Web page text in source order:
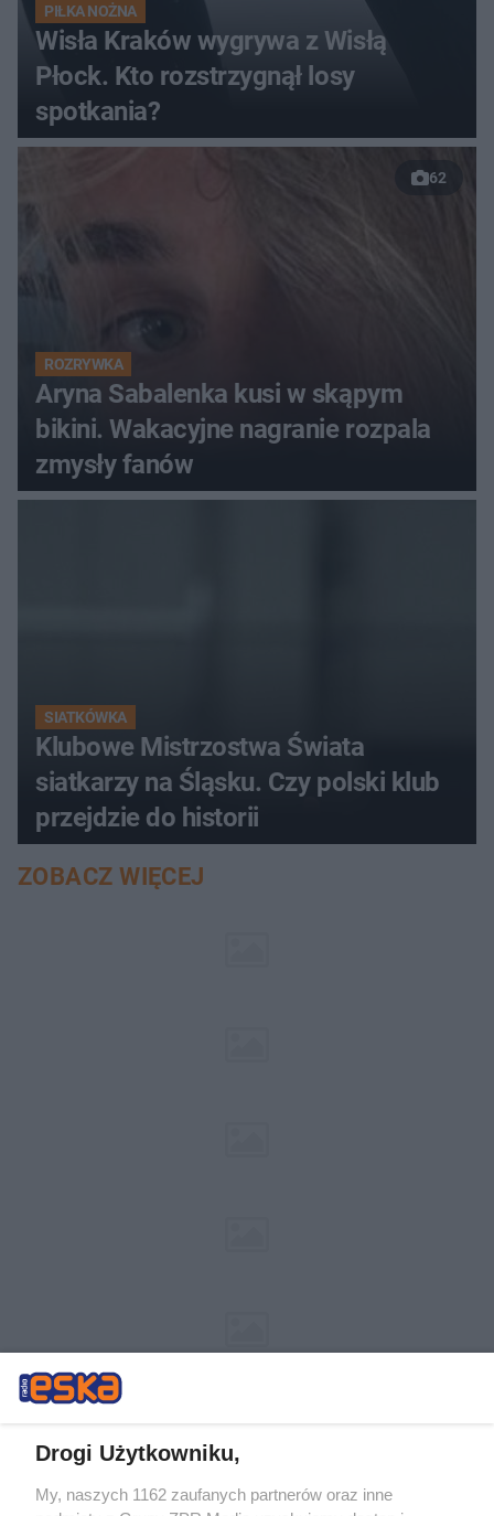
PIŁKA NOŻNA
Wisła Kraków wygrywa z Wisłą
Płock. Kto rozstrzygnął losy
spotkania?
62
ROZRYWKA
Aryna Sabalenka kusi w skąpym
bikini. Wakacyjne nagranie rozpala
zmysły fanów
SIATKÓWKA
Klubowe Mistrzostwa Świata
siatkarzy na Śląsku. Czy polski klub
przejdzie do historii
ZOBACZ WIĘCEJ
Drogi Użytkowniku,
My, naszych 1162 zaufanych partnerów oraz inne